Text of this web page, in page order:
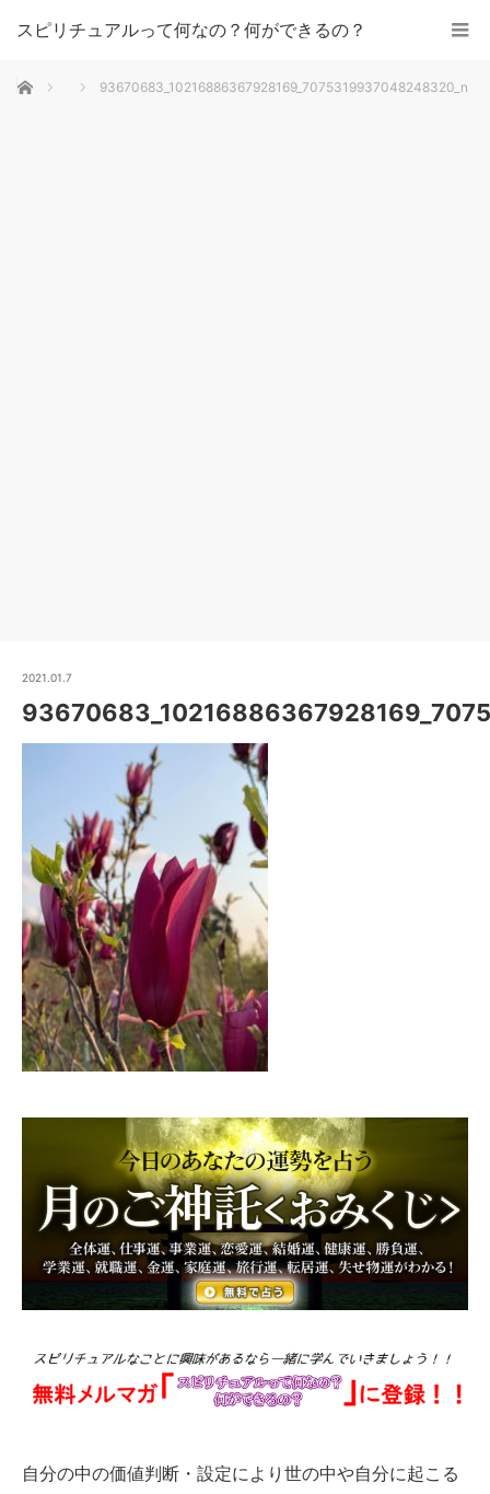
スピリチュアルって何なの？何ができるの？
ホーム 93670683_10216886367928169_7075319937048248320_n
2021.01.7
自分の中の価値判断・設定により世の中や自分に起こる